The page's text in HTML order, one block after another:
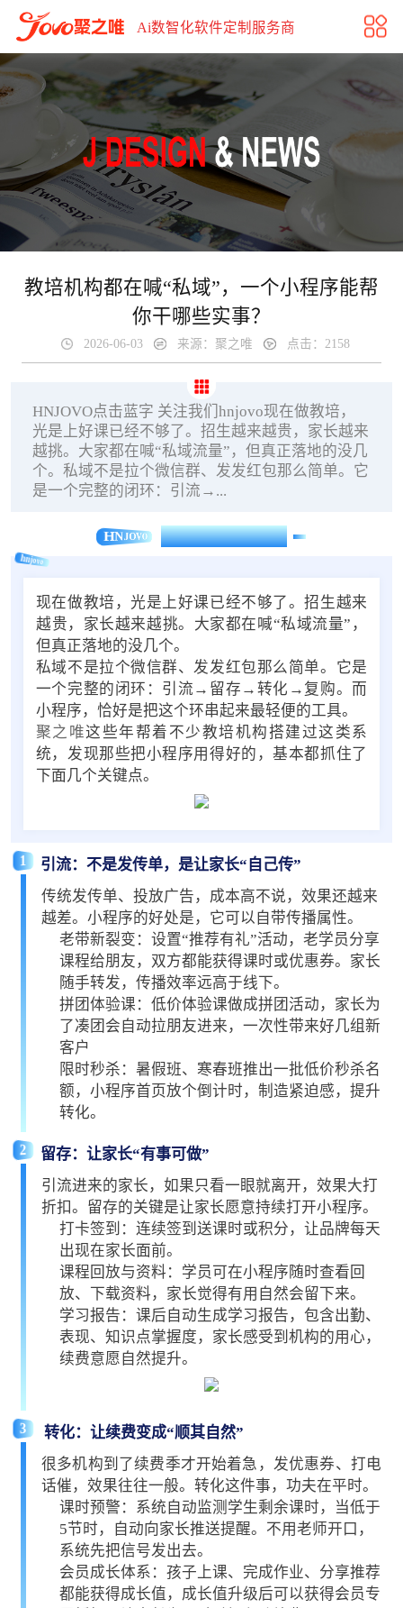
教培机构都在喊“私域”，一个小程序能帮你干哪些实事？
Ai数智化软件定制服务商
教培机构都在喊“私域”，一个小程序能帮
你干哪些实事？
2026-06-03 来源：聚之唯 点击：2158
HNJOVO点击蓝字 关注我们hnjovo现在做教培，
光是上好课已经不够了。招生越来越贵，家长越来
越挑。大家都在喊“私域流量”，但真正落地的没几
个。私域不是拉个微信群、发发红包那么简单。它
是一个完整的闭环：引流→...
HNJOVO 点击蓝字 关注我们
hnjovo
现在做教培，光是上好课已经不够了。招生越来
越贵，家长越来越挑。大家都在喊“私域流量”，
但真正落地的没几个。
私域不是拉个微信群、发发红包那么简单。它是
一个完整的闭环：引流→留存→转化→复购。而
小程序，恰好是把这个环串起来最轻便的工具。
聚之唯这些年帮着不少教培机构搭建过这类系
统，发现那些把小程序用得好的，基本都抓住了
下面几个关键点。
1
引流：不是发传单，是让家长“自己传”
传统发传单、投放广告，成本高不说，效果还越来
越差。小程序的好处是，它可以自带传播属性。
老带新裂变：设置“推荐有礼”活动，老学员分享
课程给朋友，双方都能获得课时或优惠券。家长
随手转发，传播效率远高于线下。
拼团体验课：低价体验课做成拼团活动，家长为
了凑团会自动拉朋友进来，一次性带来好几组新
客户
限时秒杀：暑假班、寒春班推出一批低价秒杀名
额，小程序首页放个倒计时，制造紧迫感，提升
转化。
2
留存：让家长“有事可做”
引流进来的家长，如果只看一眼就离开，效果大打
折扣。留存的关键是让家长愿意持续打开小程序。
打卡签到：连续签到送课时或积分，让品牌每天
出现在家长面前。
课程回放与资料：学员可在小程序随时查看回
放、下载资料，家长觉得有用自然会留下来。
学习报告：课后自动生成学习报告，包含出勤、
表现、知识点掌握度，家长感受到机构的用心，
续费意愿自然提升。
3
转化：让续费变成“顺其自然”
很多机构到了续费季才开始着急，发优惠券、打电
话催，效果往往一般。转化这件事，功夫在平时。
课时预警：系统自动监测学生剩余课时，当低于
5节时，自动向家长推送提醒。不用老师开口，
系统先把信号发出去。
会员成长体系：孩子上课、完成作业、分享推荐
都能获得成长值，成长值升级后可以获得会员专